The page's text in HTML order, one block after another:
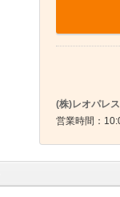
(株)レオパレ
営業時間：